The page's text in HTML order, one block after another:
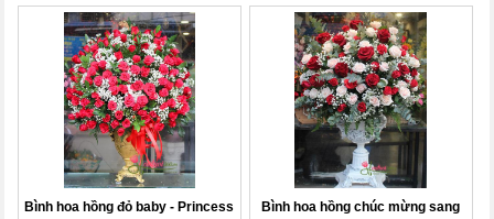
Bình hoa hồng đỏ baby - Princess
Bình hoa hồng chúc mừng sang